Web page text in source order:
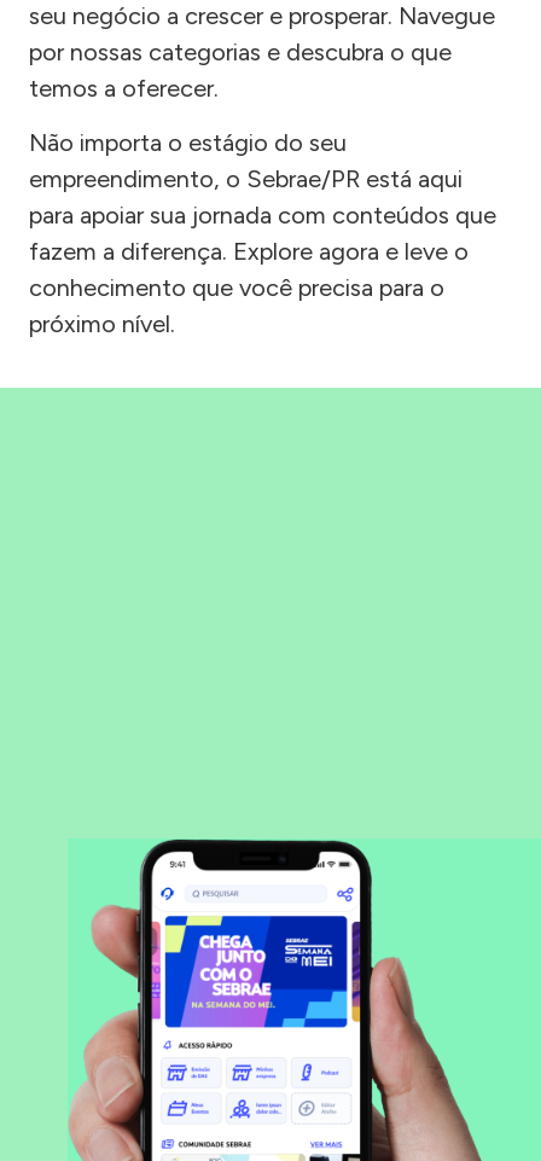
seu negócio a crescer e prosperar. Navegue
por nossas categorias e descubra o que
temos a oferecer.
Não importa o estágio do seu
empreendimento, o Sebrae/PR está aqui
para apoiar sua jornada com conteúdos que
fazem a diferença. Explore agora e leve o
conhecimento que você precisa para o
próximo nível.